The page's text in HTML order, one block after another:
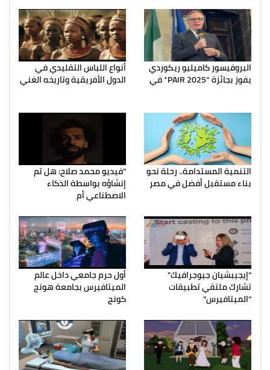
البروفيسور كاميليو ريكوردي
يفوز بجائزة “PAIR 2025” في
أنواع اللباس التقليدي في
الدول الأفريقية وتاريخه الغني
التنمية المستدامة.. رحلة نحو
بناء مستقبل أفضل في مصر
"فيديو محمد صلاح: هل تم
إنشاؤه بواسطة الذكاء
الاصطناعي أم
"إيجيبشيان جيوجرافيك"
تشارك ملتقي تطبيقات
"الميتافيرس"
أول حرم جامعي داخل عالم
الميتافيرس بجامعة هونج
كونج